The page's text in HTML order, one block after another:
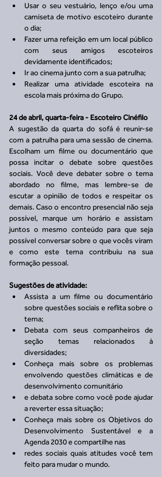
Usar o seu vestuário, lenço e/ou uma
camiseta de motivo escoteiro durante
o dia;
Fazer uma refeição em um local público
com seus amigos escoteiros
devidamente identificados;
Ir ao cinema junto com a sua patrulha;
Realizar uma atividade escoteira na
escola mais próxima do Grupo.
24 de abril, quarta-feira - Escoteiro Cinéfilo
A sugestão da quarta do sofá é reunir-se
com a patrulha para uma sessão de cinema.
Escolham um filme ou documentário que
possa incitar o debate sobre questões
sociais. Você deve debater sobre o tema
abordado no filme, mas lembre-se de
escutar a opinião de todos e respeitar os
demais. Caso o encontro presencial não seja
possível, marque um horário e assistam
juntos o mesmo conteúdo para que seja
possível conversar sobre o que vocês viram
e como este tema contribuiu na sua
formação pessoal.
Sugestões de atividade:
Assista a um filme ou documentário
sobre questões sociais e reflita sobre o
tema;
Debata com seus companheiros de
seção temas relacionados à
diversidades;
Conheça mais sobre os problemas
envolvendo questões climáticas e de
desenvolvimento comunitário
e debata sobre como você pode ajudar
a reverter essa situação;
Conheça mais sobre os Objetivos do
Desenvolvimento Sustentável e a
Agenda 2030 e compartilhe nas
redes sociais quais atitudes você tem
feito para mudar o mundo.